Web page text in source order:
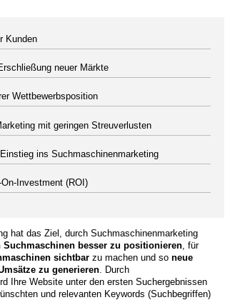
Kunden
neuer Märkte
Wettbewerbsposition
mit geringen Streuverlusten
ins Suchmaschinenmarketing
Investment (ROI)
hat das Ziel, durch Suchmaschinenmarketing
Suchmaschinen besser zu positionieren , für
sichtbar zu machen und so neue
zu generieren . Durch
Ihre Website unter den ersten Suchergebnissen
und relevanten Keywords (Suchbegriffen)